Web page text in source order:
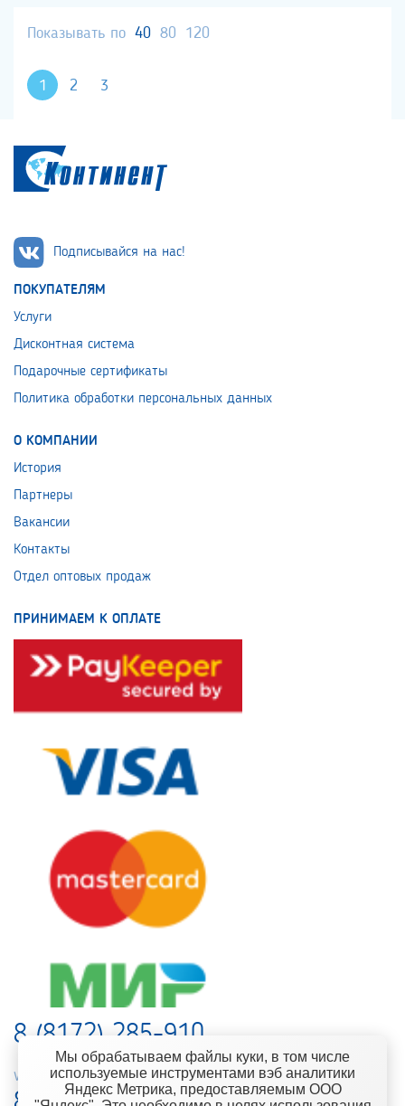
Показывать по 40 80 120
1 2 3
Подписывайся на нас!
ПОКУПАТЕЛЯМ
Услуги
Дисконтная система
Подарочные сертификаты
Политика обработки персональных данных
О КОМПАНИИ
История
Партнеры
Вакансии
Контакты
Отдел оптовых продаж
ПРИНИМАЕМ К ОПЛАТЕ
8 (8172) 285-910
web-support@kontinent.ru
Мы обрабатываем файлы куки, в том числе
используемые инструментами вэб аналитики
Яндекс Метрика, предоставляемым ООО